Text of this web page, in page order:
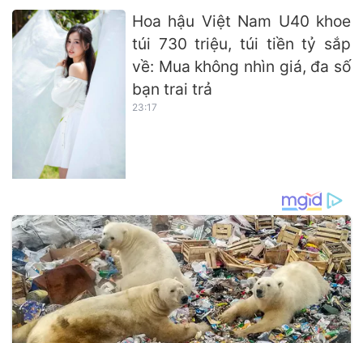
Hoa hậu Việt Nam U40 khoe
túi 730 triệu, túi tiền tỷ sắp
về: Mua không nhìn giá, đa số
bạn trai trả
23:17